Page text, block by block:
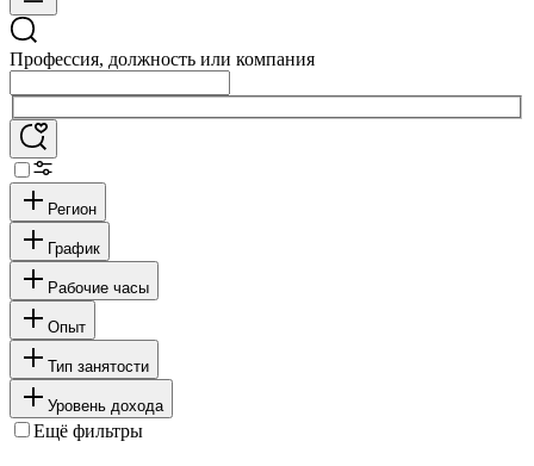
Профессия, должность или компания
Регион
График
Рабочие часы
Опыт
Тип занятости
Уровень дохода
Ещё фильтры